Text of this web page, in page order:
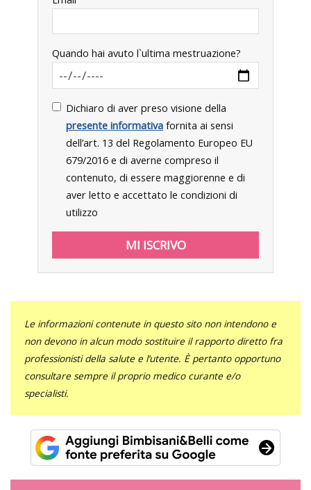
Quando hai avuto l`ultima mestruazione?
Dichiaro di aver preso visione della
presente informativa fornita ai sensi
dell’art. 13 del Regolamento Europeo EU
679/2016 e di averne compreso il
contenuto, di essere maggiorenne e di
aver letto e accettato le condizioni di
utilizzo
Le informazioni contenute in questo sito non intendono e
non devono in alcun modo sostituire il rapporto diretto fra
professionisti della salute e l’utente. È pertanto opportuno
consultare sempre il proprio medico curante e/o
specialisti.